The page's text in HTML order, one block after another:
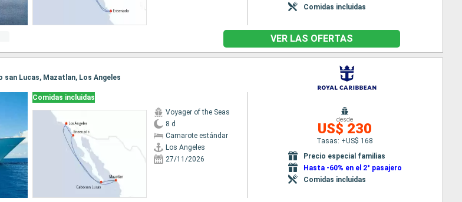
Comidas incluidas
VER LAS OFERTAS
san Lucas, Mazatlan, Los Angeles
Comidas incluidas
Voyager of the Seas
8 d
Camarote estándar
Los Angeles
27/11/2026
desde
US$ 230
Tasas: +US$ 168
Precio especial familias
Hasta -60% en el 2° pasajero
Comidas incluidas